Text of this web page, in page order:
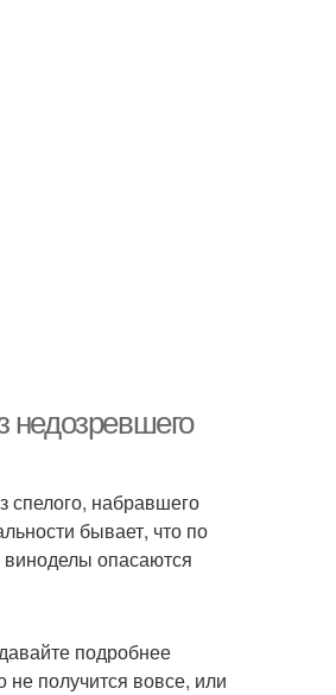
недозревшего
спелого, набравшего
бывает, что по
виноделы опасаются
подробнее
получится вовсе, или